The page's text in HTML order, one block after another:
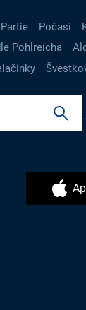
Partie Počasí
Pohlreicha